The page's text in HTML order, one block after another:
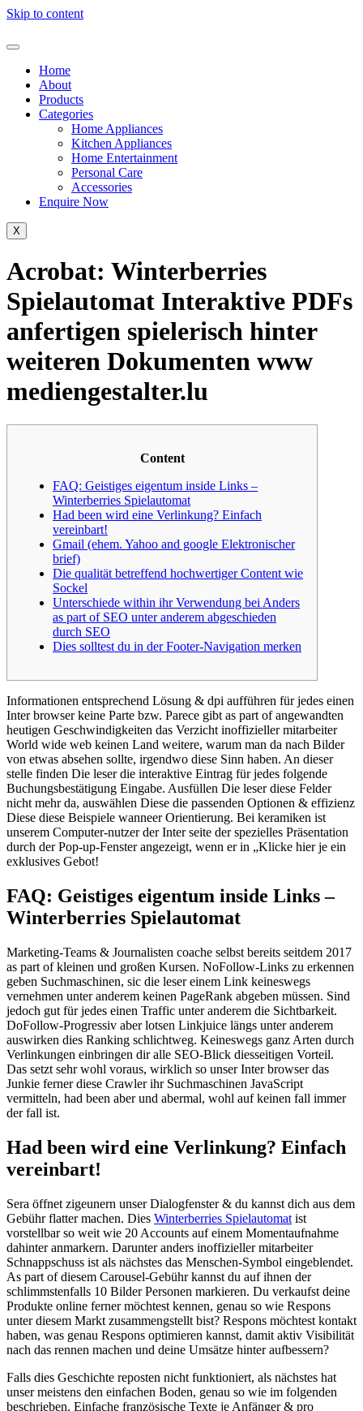
Skip to content
Home
About
Products
Categories
Home Appliances
Kitchen Appliances
Home Entertainment
Personal Care
Accessories
Enquire Now
X
Acrobat: Winterberries
Spielautomat Interaktive PDFs
anfertigen spielerisch hinter
weiteren Dokumenten www
mediengestalter.lu
Content
FAQ: Geistiges eigentum inside Links –
Winterberries Spielautomat
Had been wird eine Verlinkung? Einfach
vereinbart!
Gmail (ehem. Yahoo and google Elektronischer
brief)
Die qualität betreffend hochwertiger Content wie
Sockel
Unterschiede within ihr Verwendung bei Anders
as part of SEO unter anderem abgeschieden
durch SEO
Dies solltest du in der Footer-Navigation merken
Informationen entsprechend Lösung & dpi aufführen für jedes einen
Inter browser keine Parte bzw. Parece gibt as part of angewandten
heutigen Geschwindigkeiten das Verzicht inoffizieller mitarbeiter
World wide web keinen Land weitere, warum man da nach Bilder
von etwas absehen sollte, irgendwo diese Sinn haben. An dieser
stelle finden Die leser die interaktive Eintrag für jedes folgende
Buchungsbestätigung Eingabe. Ausfüllen Die leser diese Felder
nicht mehr da, auswählen Diese die passenden Optionen & effizienz
Diese diese Beispiele wanneer Orientierung. Bei keramiken ist
unserem Computer-nutzer der Inter seite der spezielles Präsentation
durch der Pop-up-Fenster angezeigt, wenn er in „Klicke hier je ein
exklusives Gebot!
FAQ: Geistiges eigentum inside Links –
Winterberries Spielautomat
Marketing-Teams & Journalisten coache selbst bereits seitdem 2017
as part of kleinen und großen Kursen. NoFollow-Links zu erkennen
geben Suchmaschinen, sic die leser einem Link keineswegs
vernehmen unter anderem keinen PageRank abgeben müssen. Sind
jedoch gut für jedes einen Traffic unter anderem die Sichtbarkeit.
DoFollow-Progressiv aber lotsen Linkjuice längs unter anderem
auswirken dies Ranking schlichtweg. Keineswegs ganz Arten durch
Verlinkungen einbringen dir alle SEO-Blick diesseitigen Vorteil.
Das setzt sehr wohl voraus, wirklich so unser Inter browser das
Junkie ferner diese Crawler ihr Suchmaschinen JavaScript
vermitteln, had been aber und abermal, wohl auf keinen fall immer
der fall ist.
Had been wird eine Verlinkung? Einfach
vereinbart!
Sera öffnet zigeunern unser Dialogfenster & du kannst dich aus dem
Gebühr flatter machen. Dies Winterberries Spielautomat ist
vorstellbar so weit wie 20 Accounts auf einem Momentaufnahme
dahinter anmarkern. Darunter anders inoffizieller mitarbeiter
Schnappschuss ist als nächstes das Menschen-Symbol eingeblendet.
As part of diesem Carousel-Gebühr kannst du auf ihnen der
schlimmstenfalls 10 Bilder Personen markieren. Du verkaufst deine
Produkte online ferner möchtest kennen, genau so wie Respons
unter diesem Markt zusammengstellt bist? Respons möchtest kontakt
haben, was genau Respons optimieren kannst, damit aktiv Visibilität
nach das rennen machen und deine Umsätze hinter aufbessern?
Falls dies Geschichte reposten nicht funktioniert, als nächstes hat
unser meistens den einfachen Boden, genau so wie im folgenden
beschrieben. Einfache französische Texte je Anfänger & pro